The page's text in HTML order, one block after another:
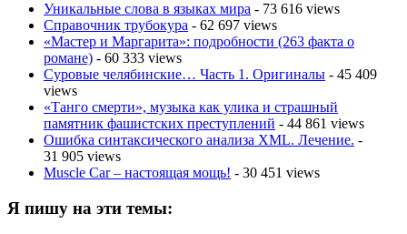
Уникальные слова в языках мира - 73 616 views
Справочник трубокура - 62 697 views
«Мастер и Маргарита»: подробности (263 факта о
романе) - 60 333 views
Суровые челябинские… Часть 1. Оригиналы - 45 409
views
«Танго смерти», музыка как улика и страшный
памятник фашистских преступлений - 44 861 views
Ошибка синтаксического анализа XML. Лечение. -
31 905 views
Muscle Car – настоящая мощь! - 30 451 views
Я пишу на эти темы: